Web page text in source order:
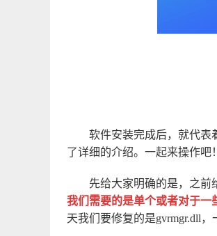
软件安装完成后，就代表
了详细的介绍。一起来操作吧！
先给大家明确的是，之前
我们需要的是单个或者对于一
天我们要修复的是gvrmgr.dll，